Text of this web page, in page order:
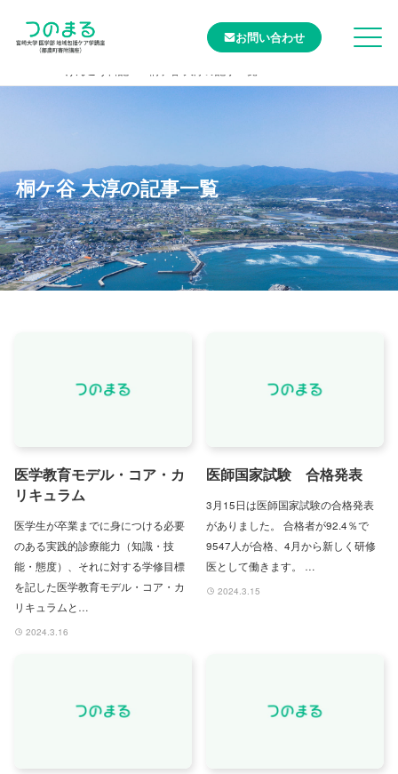
お問い合わせ
桐ケ谷 大淳の記事一覧
医学教育モデル・コア・カ
リキュラム
医学⽣が卒業までに身につける必要
のある実践的診療能⼒（知識・技
能・態度）、それに対する学修⽬標
を記した医学教育モデル・コア・カ
リキュラムと…
2024.3.16
医師国家試験 合格発表
3月15日は医師国家試験の合格発表
がありました。 合格者が92.4％で
9547人が合格、4月から新しく研修
医として働きます。 …
2024.3.15